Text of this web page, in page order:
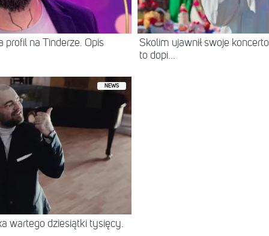
profil na Tinderze. Opis
Skolim ujawnił swoje
to dopi...
NEWS
wartego dziesiątki tysięcy.